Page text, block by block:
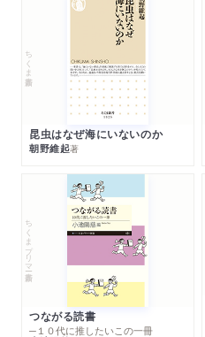
ちくま新書
昆虫はなぜ海にいないのか
朝野維起著
ちくまプリマー新書
つながる読書
─１０代に推したいこの一冊